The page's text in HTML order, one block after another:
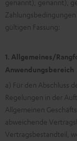
genannt), genannt),
gültigen Fassung:
1. Allgemeines/
Anwendungsbereich
a) Für den Abschluss
Regelungen in der
Allgemeinen
abweichende
Vertragsbestandteil,